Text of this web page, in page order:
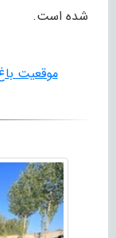
شده است.
موقعیت